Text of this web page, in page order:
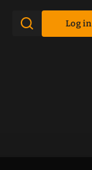
Log in